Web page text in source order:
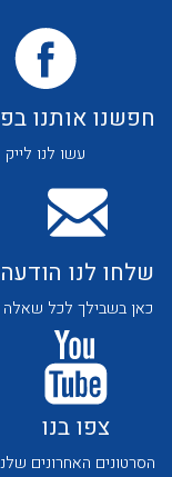
לכל מוצרי היצרן
לכל מוצרי היצרן
חפשנו אותנו
עשו לנו לייק
שלחו לנו הודעה
כאן בשבילך לכל שאלה
צפו בנו
הסרטונים האחרונים